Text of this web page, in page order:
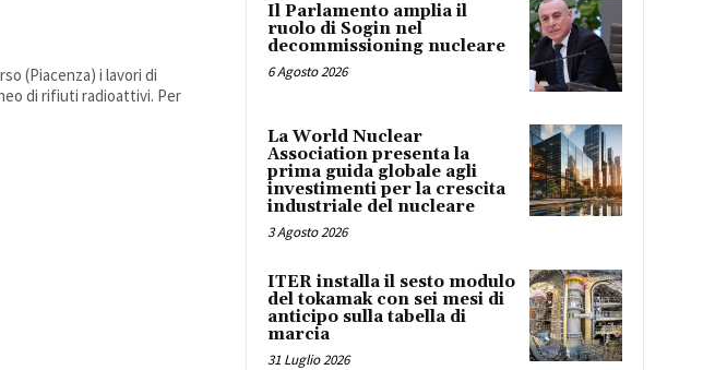
(Piacenza) i lavori di
di rifiuti radioattivi. Per
Il Parlamento amplia il
ruolo di Sogin nel
decommissioning nucleare
6 Agosto 2026
La World Nuclear
Association presenta la
prima guida globale agli
investimenti per la crescita
industriale del nucleare
3 Agosto 2026
ITER installa il sesto modulo
del tokamak con sei mesi di
anticipo sulla tabella di
marcia
31 Luglio 2026